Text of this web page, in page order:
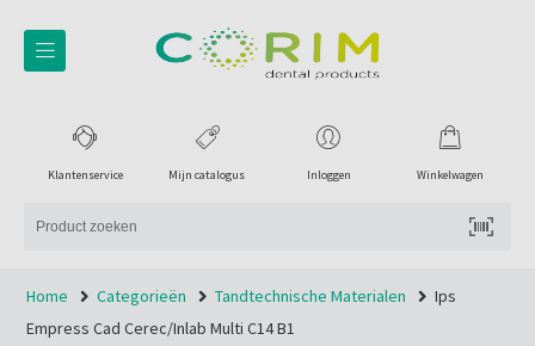
Winkelwagen
Inloggen
Mijn catalogus
Klantenservice
Home Categorieën Tandtechnische Materialen
Ips
Empress Cad Cerec/inlab Multi C14 B1